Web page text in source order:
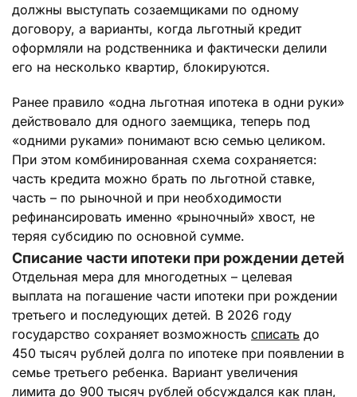
должны выступать созаемщиками по одному
договору, а варианты, когда льготный кредит
оформляли на родственника и фактически делили
его на несколько квартир, блокируются.
Ранее правило «одна льготная ипотека в одни руки»
действовало для одного заемщика, теперь под
«одними руками» понимают всю семью целиком.
При этом комбинированная схема сохраняется:
часть кредита можно брать по льготной ставке,
часть – по рыночной и при необходимости
рефинансировать именно «рыночный» хвост, не
теряя субсидию по основной сумме.
Списание части ипотеки при рождении детей
Отдельная мера для многодетных – целевая
выплата на погашение части ипотеки при рождении
третьего и последующих детей. В 2026 году
государство сохраняет возможность списать до
450 тысяч рублей долга по ипотеке при появлении в
семье третьего ребенка. Вариант увеличения
лимита до 900 тысяч рублей обсуждался как план,